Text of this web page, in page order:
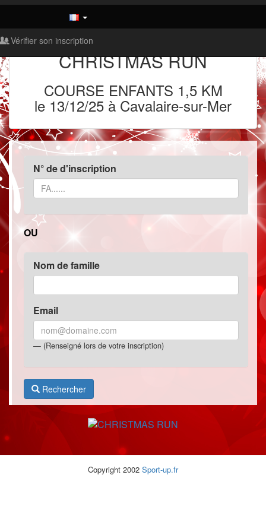
Vérifier son inscription
CHRISTMAS RUN
COURSE ENFANTS 1,5 KM
le 13/12/25 à Cavalaire-sur-Mer
N° de d'inscription
OU
Nom de famille
Email
(Renseigné lors de votre inscription)
Rechercher
Copyright 2002 Sport-up.fr